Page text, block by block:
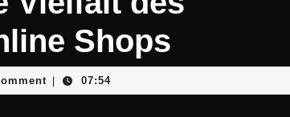
Shops
07:54